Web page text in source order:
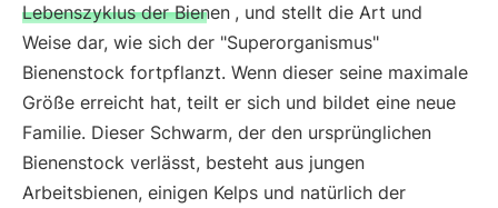
Lebenszyklus der Bienen , und stellt die Art und
Weise dar, wie sich der "Superorganismus"
Bienenstock fortpflanzt. Wenn dieser seine maximale
Größe erreicht hat, teilt er sich und bildet eine neue
Familie. Dieser Schwarm, der den ursprünglichen
Bienenstock verlässt, besteht aus jungen
Arbeitsbienen, einigen Kelps und natürlich der